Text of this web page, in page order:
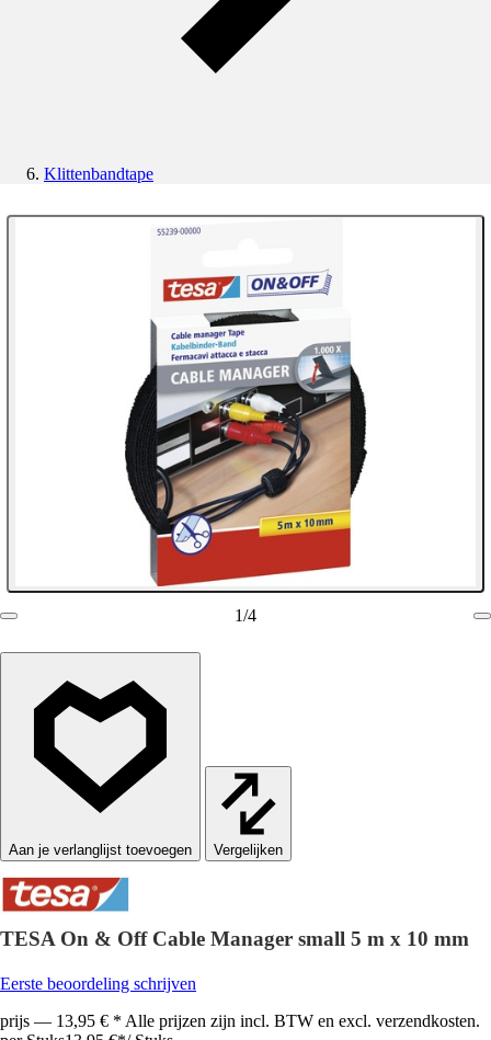
Klittenbandtape
1/4
Vergelijken
TESA On & Off Cable Manager small 5 m x 10 mm
Eerste beoordeling schrijven
prijs — 13,95 € * Alle prijzen zijn incl. BTW en excl. verzendkosten.